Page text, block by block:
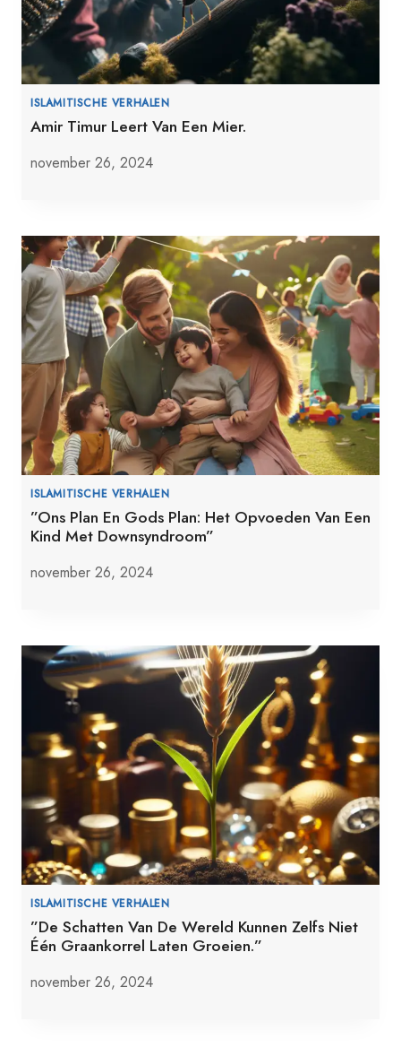
ISLAMITISCHE VERHALEN
Amir Timur Leert Van Een Mier.
november 26, 2024
ISLAMITISCHE VERHALEN
”Ons Plan En Gods Plan: Het Opvoeden Van Een
Kind Met Downsyndroom”
november 26, 2024
ISLAMITISCHE VERHALEN
”De Schatten Van De Wereld Kunnen Zelfs Niet
Één Graankorrel Laten Groeien.”
november 26, 2024